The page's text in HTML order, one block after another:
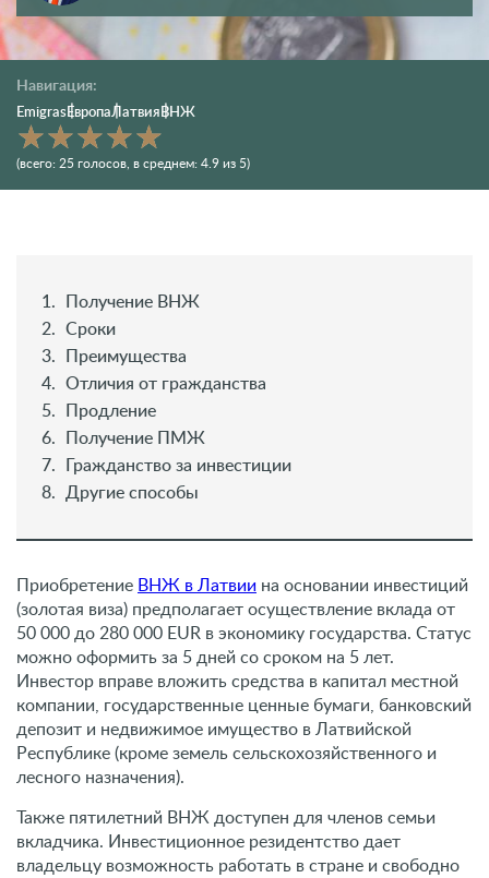
(всего: 25 голосов, в среднем: 4.9 из 5)
Навигация:
EmigrasЕвропаЛатвия ВНЖ
Получение ВНЖ
Сроки
Преимущества
Отличия от гражданства
Продление
Получение ПМЖ
Гражданство за инвестиции
Другие способы
Приобретение ВНЖ в Латвии на основании инвестиций
(золотая виза) предполагает осуществление вклада от
50 000 до 280 000 EUR в экономику государства. Статус
можно оформить за 5 дней со сроком на 5 лет.
Инвестор вправе вложить средства в капитал местной
компании, государственные ценные бумаги, банковский
депозит и недвижимое имущество в Латвийской
Республике (кроме земель сельскохозяйственного и
лесного назначения).
Также пятилетний ВНЖ доступен для членов семьи
вкладчика. Инвестиционное резидентство дает
владельцу возможность работать в стране и свободно